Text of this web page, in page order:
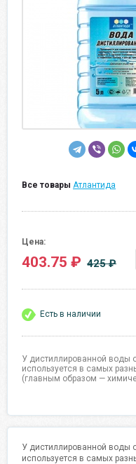
Все товары Атлантида
Цена:
403.75 ₽ 425 ₽
Есть в наличии
У дистиллированной воды
используется в самых
(главным образом —
У дистиллированной воды
используется в самых